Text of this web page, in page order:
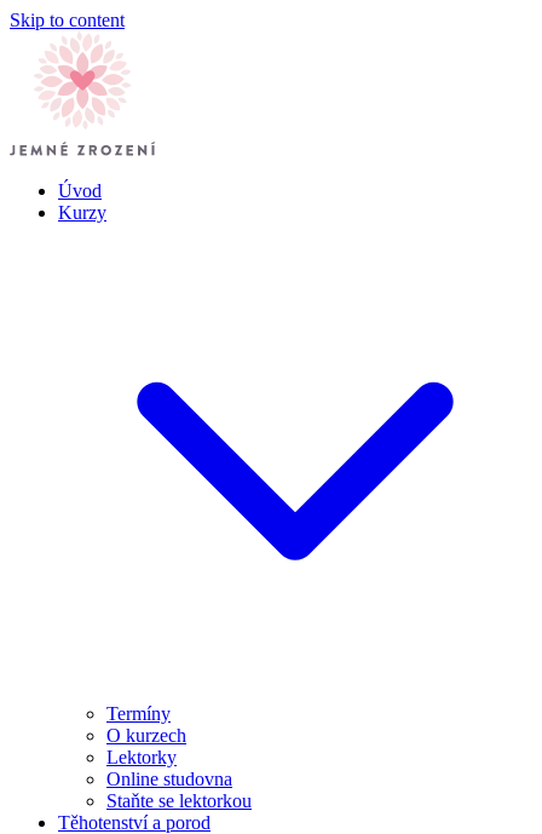
Skip to content
Úvod
Kurzy
Termíny
O kurzech
Lektorky
Online studovna
Staňte se lektorkou
Těhotenství a porod